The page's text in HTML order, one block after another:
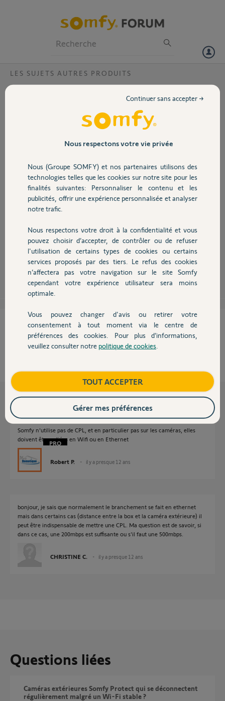
Volet
Sécurité
Domotique
Chauffage
Autres produits
Devis avec un pro
Contact
LES SUJETS AUTRES PRODUITS
PRISE CPL pour caméra extérieure
Quelle type de prise cpl (puissance ?) faut-il pour brancher une
caméra extérieure ? Tous les marques de cpl sont-elles compatibles
il y a presque 12 ans
Participer au fil de discussion
Ethernet (100 baseT) c'est 100Mb/s donc 200mbps marche mais pour une
meilleure performance 500mbps c'est mieux. (images plus fluides)
Cette réponse vous a-t-elle aidé ?
NON OUI
Les autres réponses
Somfy n'utilise pas de CPL, et en particulier pas sur les caméras, elles
doivent être reliées en Wifi ou en Ethernet
Robert P. il y a presque 12 ans
bonjour, je sais que normalement le branchement se fait en ethernet
mais dans certains cas (distance entre la box et la caméra extérieure) il
peut être indispensable de mettre une CPL. Ma question est de savoir, si
dans ce cas, une 200mbps est suffisante ou s'il faut une 500mbps.
CHRISTINE C. il y a presque 12 ans
Questions liées
Caméras extérieures Somfy Protect qui se déconnectent
régulièrement malgré un Wi-Fi stable ?
Nous respectons votre vie privée
Nous (Groupe SOMFY) et nos partenaires utilisons des
technologies telles que les cookies sur notre site pour les
finalités suivantes: Personnaliser le contenu et les
publicités, offrir une expérience personnalisée et analyser
notre trafic.
Nous respectons votre droit à la confidentialité et vous
pouvez choisir d’accepter, de contrôler ou de refuser
l'utilisation de certains types de cookies ou certains
services proposés par des tiers. Le refus des cookies
n’affectera pas votre navigation sur le site Somfy
cependant votre expérience utilisateur sera moins
optimale.
Vous pouvez changer d'avis ou retirer votre
consentement à tout moment via le centre de
préférences des cookies. Pour plus d’informations,
veuillez consulter notre politique de cookies
Continuer sans accepter →
TOUT ACCEPTER
Gérer mes préférences